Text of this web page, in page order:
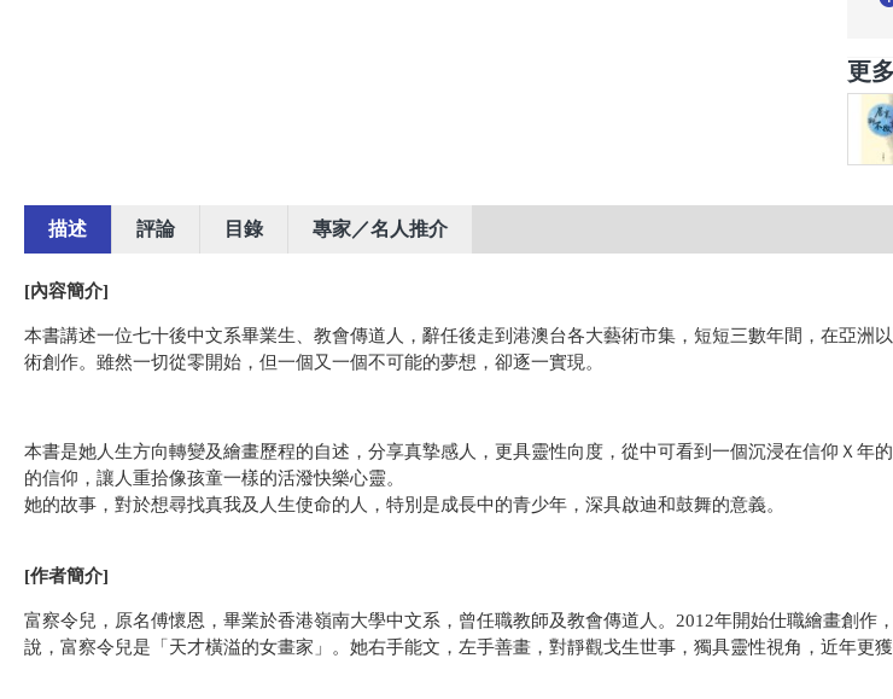
更
描述 評論 目錄 專家／名人推介
[內容簡介]
本書講述一位七十後中文系畢業生、教會傳道人，辭任後走到港澳台各大藝術市集，短短三數年間，在亞
術創作。雖然一切從零開始，但一個又一個不可能的夢想，卻逐一實現。
本書是她人生方向轉變及繪畫歷程的自述，分享真摯感人，更具靈性向度，從中可看到一個沉浸在信仰Ｘ
的信仰，讓人重拾像孩童一樣的活潑快樂心靈。
她的故事，對於想尋找真我及人生使命的人，特別是成長中的青少年，深具啟迪和鼓舞的意義。
[作者簡介]
富察令兒，原名傅懷恩，畢業於香港嶺南大學中文系，曾任職教師及教會傳道人。2012年開始仕職繪畫創
說，富察令兒是「天才橫溢的女畫家」。她右手能文，左手善畫，對靜觀戈生世事，獨具靈性視角，近年更